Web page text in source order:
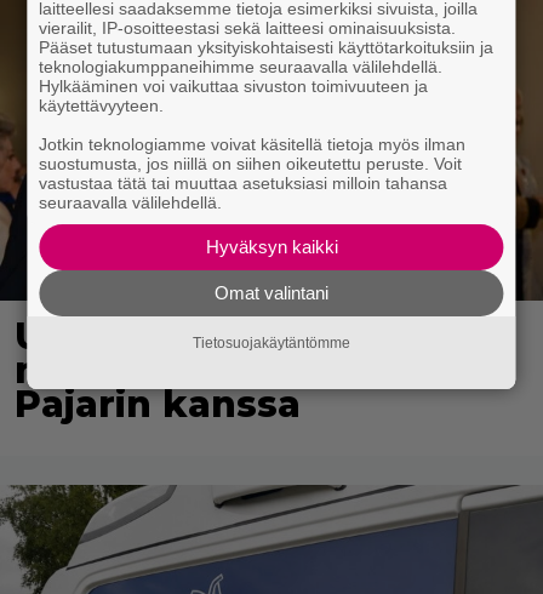
Uuno: Hjallis Harkimo
menee naimisiin Jasmine
Pajarin kanssa
laitteellesi saadaksemme tietoja esimerkiksi sivuista, joilla
vierailit, IP-osoitteestasi sekä laitteesi ominaisuuksista.
Pääset tutustumaan yksityiskohtaisesti käyttötarkoituksiin ja
teknologiakumppaneihimme seuraavalla välilehdellä.
Hylkääminen voi vaikuttaa sivuston toimivuuteen ja
käytettävyyteen.
Jotkin teknologiamme voivat käsitellä tietoja myös ilman
suostumusta, jos niillä on siihen oikeutettu peruste. Voit
vastustaa tätä tai muuttaa asetuksiasi milloin tahansa
seuraavalla välilehdellä.
Hyväksyn kaikki
Omat valintani
Tietosuojakäytäntömme